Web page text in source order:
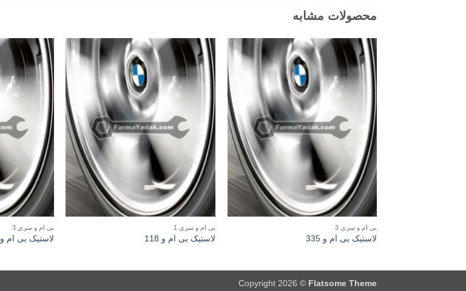
محصولات مشابه
بی ام و سری 3
لاستیک بی ام و 335
بی ام و سری 1
لاستیک بی ام و 118
بی ام و سری 3
لاستیک بی ام و 318
Copyright 2026 © Flatsome Theme